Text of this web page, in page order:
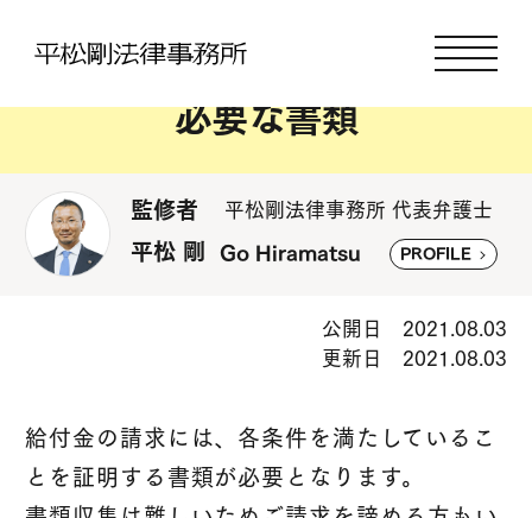
B型肝炎給付金申請に
必要な書類
監修者 平松剛法律事務所 代表弁護士
平松 剛 Go Hiramatsu PROFILE
公開日 2021.08.03
更新日 2021.08.03
給付金の請求には、各条件を満たしているこ
とを証明する書類が必要となります。